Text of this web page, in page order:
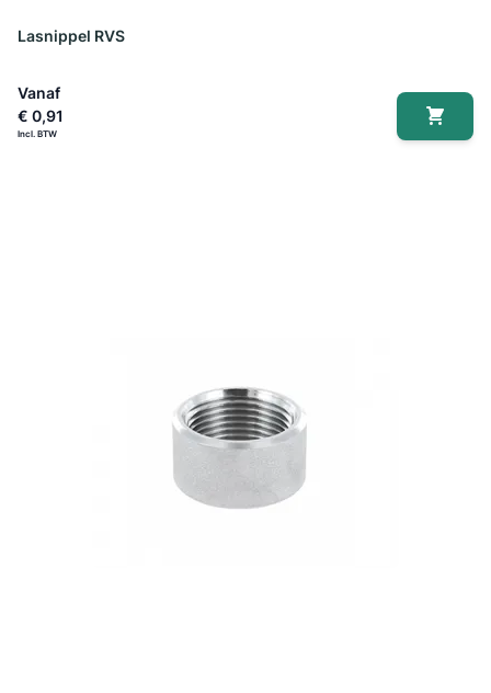
Lasnippel RVS
Vanaf
€ 0,91